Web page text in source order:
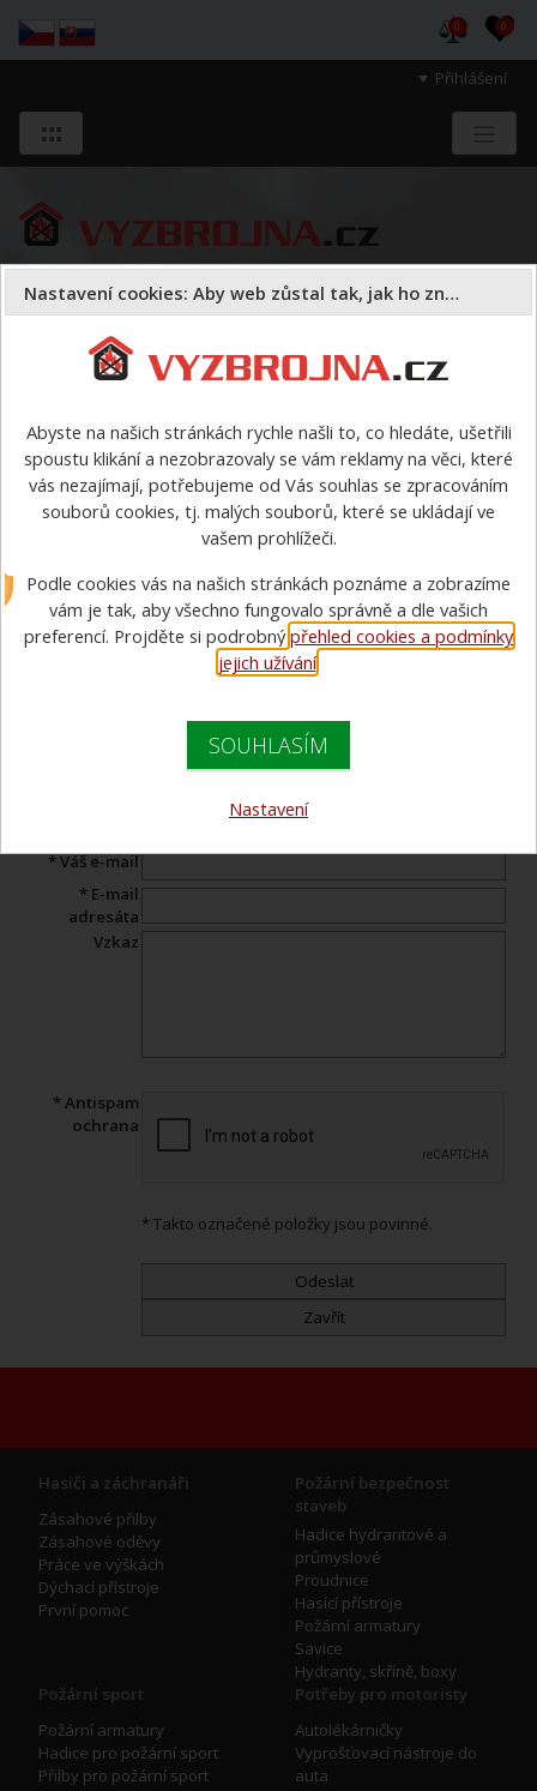
Přihlášení
0 0
Sloužíme těm, kteří chrání životy, zdraví
VÝPRODEJ>Pánská kotníčková obuv GRUNA
Poslat odkaz na zboží e-
mailem
Pošlete odkaz na produkt Vašemu známému s komentářem.
Tento formulář neslouží k pokládání otázek našemu
* Váš e-mail
* E-mail
adresáta
Vzkaz
* Antispam
ochrana
* Takto označené položky jsou povinné.
Hasiči a záchranáři
Zásahové přilby
Zásahové oděvy
Práce ve výškách
Dýchací přístroje
První pomoc
Požární bezpečnost
staveb
Hadice hydrantové a
průmyslové
Proudnice
Hasící přístroje
Požární armatury
Savice
Hydranty, skříně, boxy
Požární sport
Požární armatury
Hadice pro požární sport
Přilby pro požární sport
Potřeby pro motoristy
Autolékárničky
Vyprošťovací nástroje do
auta
Nastavení cookies: Aby web zůstal tak, jak ho znáte
Abyste na našich stránkách rychle našli to, co hledáte, ušetřili
spoustu klikání a nezobrazovaly se vám reklamy na věci, které
vás nezajímají, potřebujeme od Vás souhlas se zpracováním
souborů cookies, tj. malých souborů, které se ukládají ve
vašem prohlížeči.
Podle cookies vás na našich stránkách poznáme a zobrazíme
vám je tak, aby všechno fungovalo správně a dle vašich
preferencí. Projděte si podrobnýpřehled cookies a podmínky
jejich užívání.
SOUHLASÍM
Nastavení